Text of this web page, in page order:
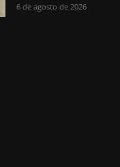
6 de agosto de 2026